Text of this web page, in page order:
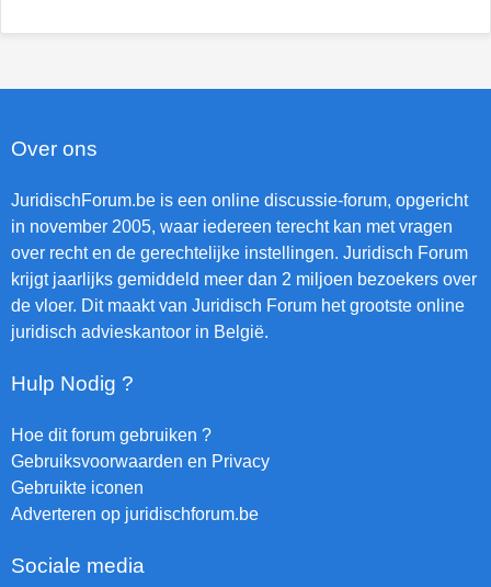
Over ons
JuridischForum.be is een online discussie-forum, opgericht
in november 2005, waar iedereen terecht kan met vragen
over recht en de gerechtelijke instellingen. Juridisch Forum
krijgt jaarlijks gemiddeld meer dan 2 miljoen bezoekers over
de vloer. Dit maakt van Juridisch Forum het grootste online
juridisch advieskantoor in België.
Hulp Nodig ?
Hoe dit forum gebruiken ?
Gebruiksvoorwaarden en Privacy
Gebruikte iconen
Adverteren op juridischforum.be
Sociale media